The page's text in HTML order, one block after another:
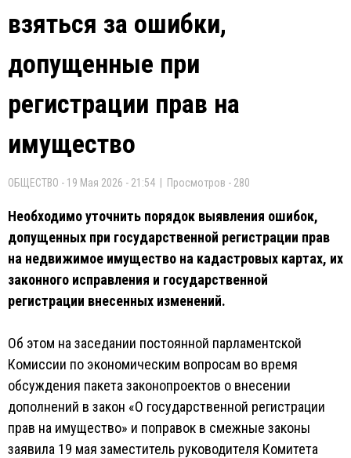
взяться за ошибки,
допущенные при
регистрации прав на
имущество
ОБЩЕСТВО - 19 Мая 2026 - 21:54 | Просмотров - 280
Необходимо уточнить порядок выявления ошибок,
допущенных при государственной регистрации прав
на недвижимое имущество на кадастровых картах, их
законного исправления и государственной
регистрации внесенных изменений.
Об этом на заседании постоянной парламентской
Комиссии по экономическим вопросам во время
обсуждения пакета законопроектов о внесении
дополнений в закон «О государственной регистрации
прав на имущество» и поправок в смежные законы
заявила 19 мая заместитель руководителя Комитета